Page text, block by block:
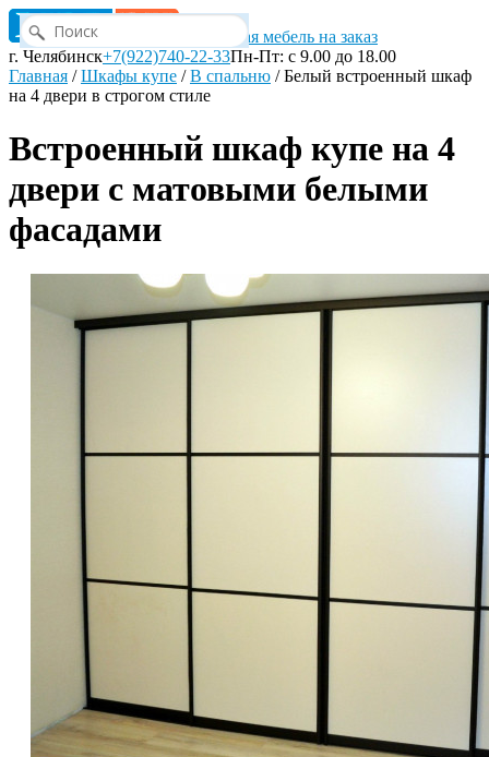
Корпусная мебель на заказ
г. Челябинск+7(922)740-22-33Пн-Пт: с 9.00 до 18.00
Главная /Шкафы купе /В спальню /Белый встроенный шкаф
на 4 двери в строгом стиле
Встроенный шкаф купе на 4
двери с матовыми белыми
фасадами